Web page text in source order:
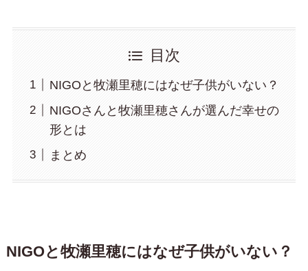
目次
NIGOと牧瀬里穂にはなぜ子供がいない？
NIGOさんと牧瀬里穂さんが選んだ幸せの
形とは
まとめ
NIGOと牧瀬里穂にはなぜ子供がいない？